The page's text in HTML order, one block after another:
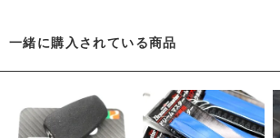
一緒に購入されている商品